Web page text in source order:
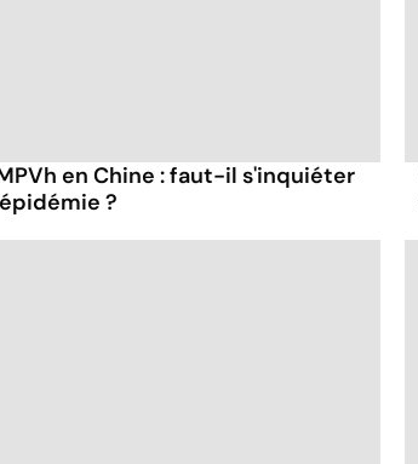
en Chine : faut-il s'inquiéter
?